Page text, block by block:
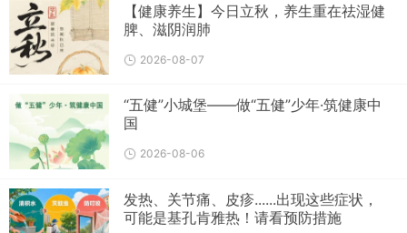
【健康养生】今日立秋，养生重在祛湿健
脾、滋阴润肺
2026-08-07
“五健”小城堡——做“五健”少年·筑健康中
国
2026-08-06
发热、关节痛、皮疹......出现这些症状，
可能是基孔肯雅热！请看预防措施